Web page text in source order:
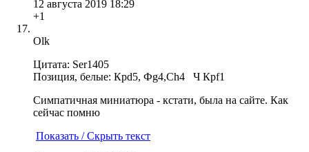
12 августа 2019 18:29
+1
Olk
Цитата: Ser1405
Позиция, белые: Крd5, Фg4,Ch4 Ч Крf1
Симпатичная миниатюра - кстати, была на сайте. Как
сейчас помню
Показать / Скрыть текст